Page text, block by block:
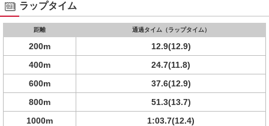
ラップタイム
距離 通過タイム（ラップタイム）
200m
12.9(12.9)
400m
24.7(11.8)
600m
37.6(12.9)
800m
51.3(13.7)
1000m
1:03.7(12.4)